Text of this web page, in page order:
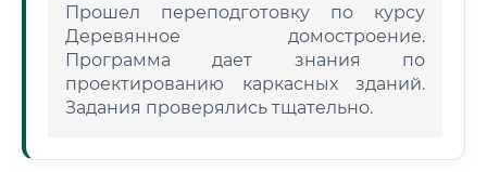
Прошел переподготовку по курсу
Деревянное домостроение.
Программа дает знания по
проектированию каркасных зданий.
Задания проверялись тщательно.